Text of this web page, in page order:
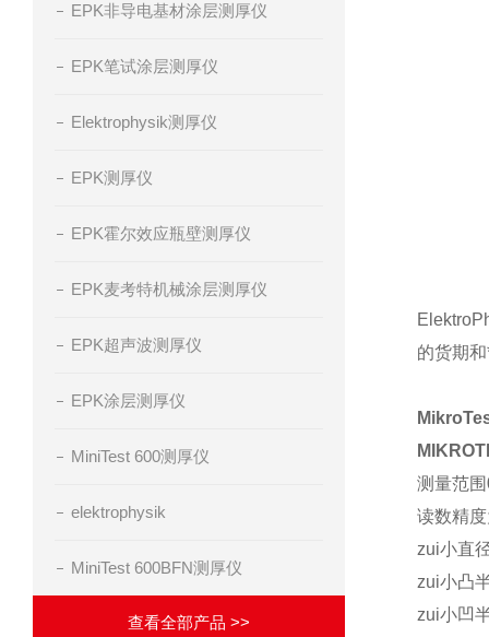
EPK非导电基材涂层测厚仪
EPK笔试涂层测厚仪
Elektrophysik测厚仪
EPK测厚仪
EPK霍尔效应瓶壁测厚仪
EPK麦考特机械涂层测厚仪
EPK超声波测厚仪
EPK涂层测厚仪
MiniTest 600测厚仪
elektrophysik
MiniTest 600BFN测厚仪
查看全部产品 >>
的货期
测量范
读数精
zui小直
zui小凸
zui小凹